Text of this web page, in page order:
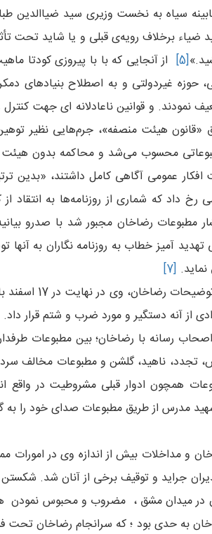
سیاه به نخست وزیری سید ضیاالدین
برخلاف رویه‌ی قبلی و یا شاید تحت
[5]
از آنجایی که با با پیروزی کودتا
حوزه غیردولتی و به اصطلاح بنیادهای
نمودند. و قوانین ناعادلانه ای جهت
«قانون‌ هیئت منصفه‌»، جرم‌‌‌‌‌هایی‌ نظیر
محسوب‌ می‌شد و محاکمه‌ بدون‌
عمومی آگاهی کامل داشتند، «بدین
۱۲۹۹، هنگامی رخ داد که شماری از
مطبوعات رضاخان مجبور شد با صدرو
تهدید آمیز خطاب به روزنامه نگاران به
[7]
با قانع نشدن
از آنه دستگیر و مورد ضرب و شتم قرار داد.
رسانه با رضاخان؛ بین مطبوعات
ناهید، گلشن و مطبوعات مخالف
همچون ادوار قبلی مشروطیت در واقع
مدرس از طریق مطبوعات صدای خود را به
و مداخلات بیش از اندازه وی در امورات
جراید و توقیف برخی از آنان شد.
در میدان مشق ، مضروب و محبوس نمودن
به حدی بود ؛ که سرانجام رضاخان تحت